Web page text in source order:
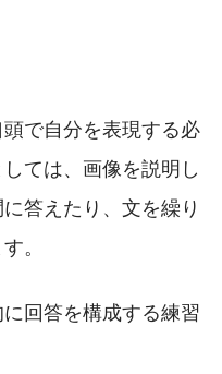
で自分を表現する必
ては、画像を説明し
答えたり、文を繰り
。
回答を構成する練習